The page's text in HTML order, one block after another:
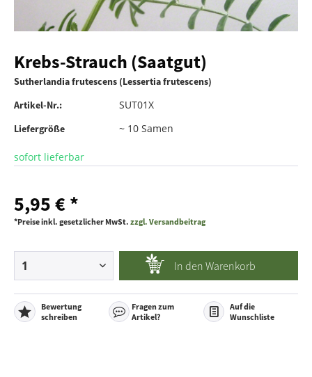
Krebs-Strauch (Saatgut)
Sutherlandia frutescens (Lessertia frutescens)
Artikel-Nr.:
SUT01X
Liefergröße ~ 10 Samen
sofort lieferbar
5,95 € *
*Preise inkl. gesetzlicher MwSt. zzgl. Versandbeitrag
In den Warenkorb
Bewertung
schreiben
Fragen zum
Artikel?
Auf die
Wunschliste